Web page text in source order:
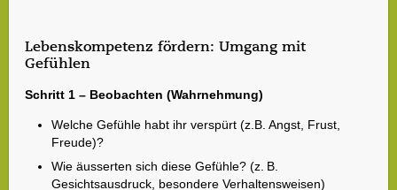
Lebenskompetenz fördern: Umgang mit
Gefühlen
Schritt 1 – Beobachten (Wahrnehmung)
Welche Gefühle habt ihr verspürt (z.B. Angst, Frust,
Freude)?
Wie äusserten sich diese Gefühle? (z. B.
Gesichtsausdruck, besondere Verhaltensweisen)